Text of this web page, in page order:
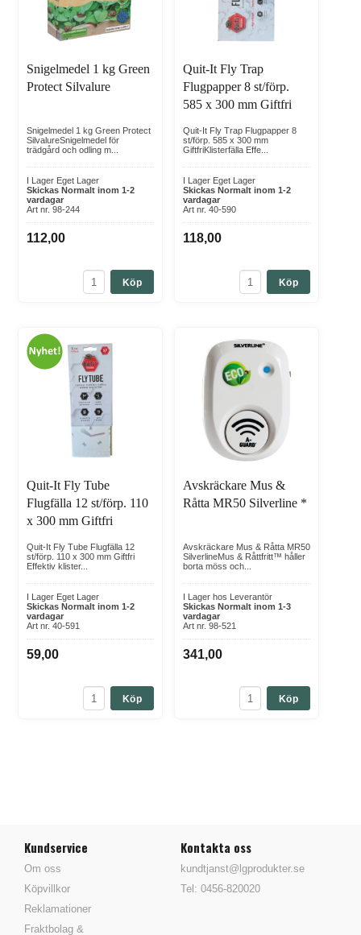
Snigelmedel 1 kg Green
Protect Silvalure
Snigelmedel 1 kg Green Protect
SilvalureSnigelmedel för
trädgård och odling m...
I Lager Eget Lager
Skickas Normalt inom 1-2
vardagar
Art nr. 98-244
112,00
Köp
Quit-It Fly Trap
Flugpapper 8 st/förp.
585 x 300 mm Giftfri
Quit-It Fly Trap Flugpapper 8
st/förp. 585 x 300 mm
GiftfriKlisterfälla Effe...
I Lager Eget Lager
Skickas Normalt inom 1-2
vardagar
Art nr. 40-590
118,00
Köp
Quit-It Fly Tube
Flugfälla 12 st/förp. 110
x 300 mm Giftfri
Quit-It Fly Tube Flugfälla 12
st/förp. 110 x 300 mm Giftfri
Effektiv klister...
I Lager Eget Lager
Skickas Normalt inom 1-2
vardagar
Art nr. 40-591
59,00
Köp
Avskräckare Mus &
Råtta MR50 Silverline *
Avskräckare Mus & Råtta MR50
SilverlineMus & Råttfritt™ håller
borta möss och...
I Lager hos Leverantör
Skickas Normalt inom 1-3
vardagar
Art nr. 98-521
341,00
Köp
Kundservice
Om oss
Köpvillkor
Reklamationer
Fraktbolag &
Kontakta oss
kundtjanst@lgprodukter.se
Tel: 0456-820020